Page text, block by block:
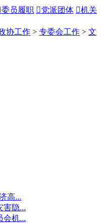
委员履职 党派团体 机关
协工作 > 专委会工作 > 文
高...
害隐...
会机...